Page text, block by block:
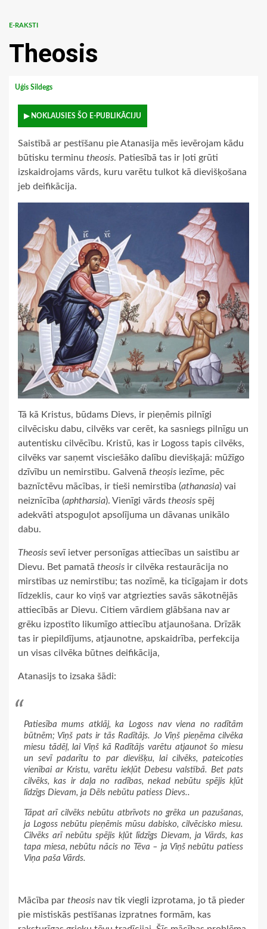
E-RAKSTI
Theosis
Uģis Sildegs
▶ NOKLAUSIES ŠO E-PUBLIKĀCIJU
Saistībā ar pestīšanu pie Atanasija mēs ievērojam kādu
būtisku terminu theosis. Patiesībā tas ir ļoti grūti
izskaidrojams vārds, kuru varētu tulkot kā dievišķošana
jeb deifikācija.
Tā kā Kristus, būdams Dievs, ir pieņēmis pilnīgi
cilvēcisku dabu, cilvēks var cerēt, ka sasniegs pilnīgu un
autentisku cilvēcību. Kristū, kas ir Logoss tapis cilvēks,
cilvēks var saņemt visciešāko dalību dievišķajā: mūžīgo
dzīvību un nemirstību. Galvenā theoșis iezīme, pēc
baznīctēvu mācības, ir tieši nemirstība (athanasia) vai
neiznīcība (aphtharsia). Vienīgi vārds theosis spēj
adekvāti atspoguļot apsolījuma un dāvanas unikālo
dabu.
Theosis sevī ietver personīgas attiecības un saistību ar
Dievu. Bet pamatā theosis ir cilvēka restaurācija no
mirstības uz nemirstību; tas nozīmē, ka ticīgajam ir dots
līdzeklis, caur ko viņš var atgriezties savās sākotnējās
attiecībās ar Dievu. Citiem vārdiem glābšana nav ar
grēku izpostīto likumīgo attiecību atjaunošana. Drīzāk
tas ir piepildījums, atjaunotne, apskaidrība, perfekcija
un visas cilvēka būtnes deifikācija,
Atanasijs to izsaka šādi:
Patiesība mums atklāj, ka Logoss nav viena no radītām
būtnēm; Viņš pats ir tās Radītājs. Jo Viņš pieņēma cilvēka
miesu tādēļ, lai Viņš kā Radītājs varētu atjaunot šo miesu
un sevī padarītu to par dievišķu, lai cilvēks, pateicoties
vienībai ar Kristu, varētu iekļūt Debesu valstībā. Bet pats
cilvēks, kas ir daļa no radības, nekad nebūtu spējis kļūt
līdzīgs Dievam, ja Dēls nebūtu patiess Dievs..
Tāpat arī cilvēks nebūtu atbrīvots no grēka un pazušanas,
ja Logoss nebūtu pieņēmis mūsu dabisko, cilvēcisko miesu.
Cilvēks arī nebūtu spējis kļūt līdzīgs Dievam, ja Vārds, kas
tapa miesa, nebūtu nācis no Tēva – ja Viņš nebūtu patiess
Viņa paša Vārds.
Mācība par theosis nav tik viegli izprotama, jo tā pieder
pie mistiskās pestīšanas izpratnes formām, kas